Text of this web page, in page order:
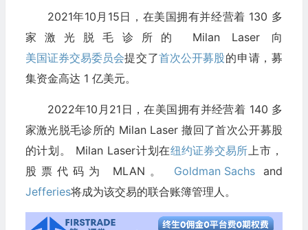
2021年10月15日，在美国拥有并经营着 130 多
家激光脱毛诊所的 Milan Laser 向
美国证券交易委员会提交了首次公开募股的申请，募
集资金高达 1 亿美元。
2022年10月21日，在美国拥有并经营着 140 多
家激光脱毛诊所的 Milan Laser 撤回了首次公开募股
的计划。 Milan Laser计划在纽约证券交易所上市，
股票代码为 MLAN。 Goldman Sachsand
Jefferies将成为该交易的联合账簿管理人。